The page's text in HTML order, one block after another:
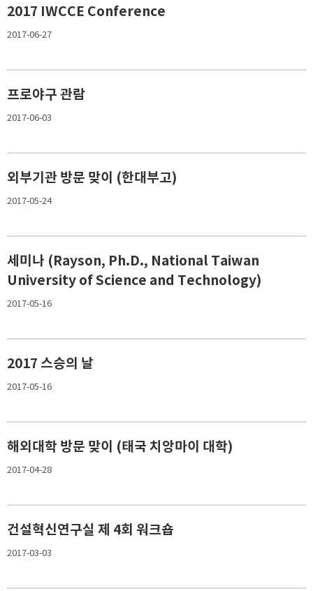
2017 IWCCE Conference
2017-06-27
프로야구 관람
2017-06-03
외부기관 방문 맞이 (한대부고)
2017-05-24
세미나 (Rayson, Ph.D., National Taiwan
University of Science and Technology)
2017-05-16
2017 스승의 날
2017-05-16
해외대학 방문 맞이 (태국 치앙마이 대학)
2017-04-28
건설혁신연구실 제 4회 워크숍
2017-03-03